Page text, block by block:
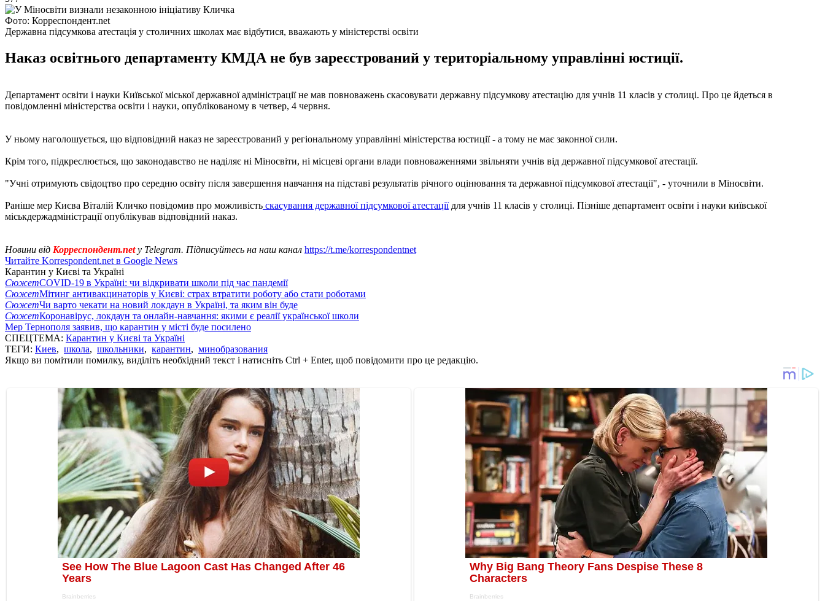
Фото: Корреспондент.net
Державна підсумкова атестація у столичних школах має відбутися, вважають у міністерстві освіти
Наказ освітнього департаменту КМДА не був зареєстрований у територіальному управлінні юстиції.
Департамент освіти і науки Київської міської державної адміністрації не мав повноважень скасовувати державну підсумкову атестацію для учнів 11 класів у столиці. Про це йдеться в
повідомленні міністерства освіти і науки, опублікованому в четвер, 4 червня.
У ньому наголошується, що відповідний наказ не зареєстрований у регіональному управлінні міністерства юстиції - а тому не має законної сили.
Крім того, підкреслюється, що законодавство не наділяє ні Міносвіти, ні місцеві органи влади повноваженнями звільняти учнів від державної підсумкової атестації.
"Учні отримують свідоцтво про середню освіту після завершення навчання на підставі результатів річного оцінювання та державної підсумкової атестації", - уточнили в Міносвіти.
Раніше мер Києва Віталій Кличко повідомив про можливість скасування державної підсумкової атестаціїдля учнів 11 класів у столиці. Пізніше департамент освіти і науки київської
міськдержадміністрації опублікував відповідний наказ.
Новини від Корреспондент.net у Telegram. Підписуйтесь на наш канал https://t.me/korrespondentnet
Читайте Korrespondent.net в Google News
Карантин у Києві та Україні
СюжетCOVID-19 в Україні: чи відкривати школи під час пандемії
СюжетМітинг антивакцинаторів у Києві: страх втратити роботу або стати роботами
СюжетЧи варто чекати на новий локдаун в Україні, та яким він буде
СюжетКоронавірус, локдаун та онлайн-навчання: якими є реалії української школи
Мер Тернополя заявив, що карантин у місті буде посилено
СПЕЦТЕМА: Карантин у Києві та Україні
ТЕГИ: Киев, школа, школьники, карантин, минобразования
Якщо ви помітили помилку, виділіть необхідний текст і натисніть Ctrl + Enter, щоб повідомити про це редакцію.